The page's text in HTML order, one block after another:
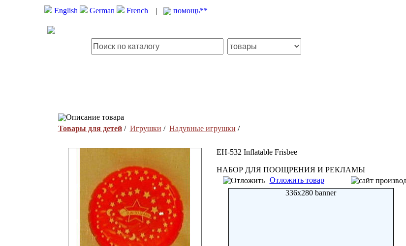
English German French | помощь**
Описание товара
Товары для детей/ Игрушки / Надувные игрушки /
EH-532 Inflatable Frisbee
НАБОР ДЛЯ ПООЩРЕНИЯ И РЕКЛАМЫ
Отложить товар
336x280 banner